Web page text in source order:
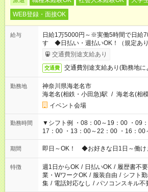
WEB登録・面接OK
給与
日給1万5000円～※実働5時間で日給
す ◆日払い・週払いOK！（規定あ
異なります
交通費別途支給あり
交通費 交通費別途支給あり(勤務地
勤務地
神奈川県海老名市
海老名(相鉄・小田急)駅 / 海老名(相
イベント会場
勤務時間
▼シフト例 ・08：00～19：00 ・09
17：00 ・13：00～22：00 ・16：00～21：00 な
仕事により勤務時間が異なります
期間 即日～OK！ ◆お好きな日1日～働
特徴 週1日からOK / 日払いOK / 履歴書不要
業・WワークOK / 服装自由 / シフト
集 / 電話対応なし / パソコンスキル不